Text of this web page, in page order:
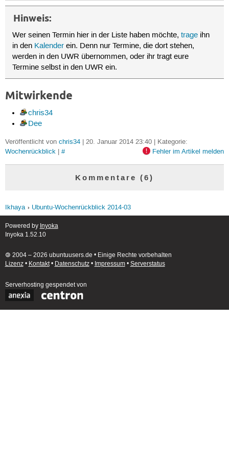
Hinweis:
Wer seinen Termin hier in der Liste haben möchte,trage ihn
in den Kalender ein. Denn nur Termine, die dort stehen,
werden in den UWR übernommen, oder ihr tragt eure
Termine selbst in den UWR ein.
Mitwirkende
chris34
Dee
Veröffentlicht von chris34| 20. Januar 2014 23:40 | Kategorie:
Wochenrückblick| # Fehler im Artikel melden
Kommentare (6)
Ikhaya Ubuntu-Wochenrückblick 2014-03
Powered by Inyoka
Inyoka 1.52.10
🄯 2004 – 2026 ubuntuusers.de • Einige Rechte vorbehalten
Lizenz• Kontakt• Datenschutz• Impressum• Serverstatus
Serverhosting gespendet von